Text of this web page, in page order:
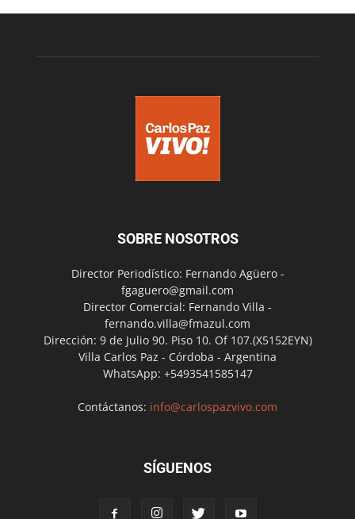
SOBRE NOSOTROS
Director Periodístico: Fernando Agüero -
fgaguero@gmail.com
Director Comercial: Fernando Villa -
fernando.villa@fmazul.com
Dirección: 9 de Julio 90. Piso 10. Of 107.(X5152EYN)
Villa Carlos Paz - Córdoba - Argentina
WhatsApp: +5493541585147
Contáctanos: info@carlospazvivo.com
SÍGUENOS